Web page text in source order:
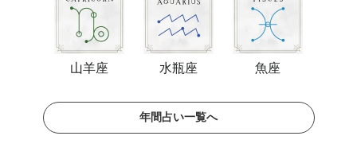
山羊座 水瓶座 魚座
年間占い一覧へ